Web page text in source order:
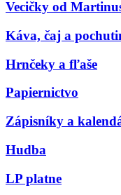
Vecičky od
Káva, čaj a
Hrnčeky a fľaše
Papiernictvo
Zápisníky a
Hudba
LP platne